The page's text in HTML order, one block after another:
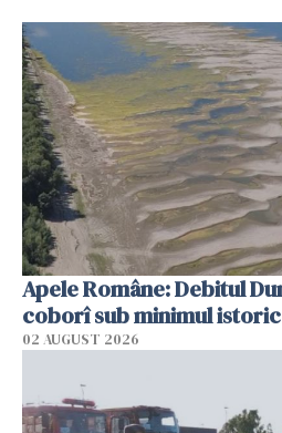
Apele Române: Debitul
coborî sub minimul
02 AUGUST 2026